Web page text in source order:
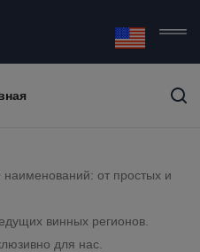
от простых и
винных регионов.
для нас.